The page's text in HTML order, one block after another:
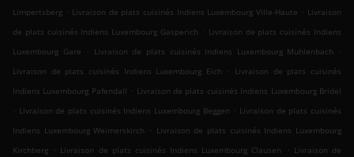
Limpertsberg . Livraison de plats cuisinés Indiens Luxembourg Ville-Haute . Livraison
de plats cuisinés Indiens Luxembourg Gasperich . Livraison de plats cuisinés Indiens
Luxembourg Gare
. Livraison de plats cuisinés Indiens Luxembourg Muhlenbach
.
Livraison de plats cuisinés Indiens Luxembourg Eich
. Livraison de plats cuisinés
Indiens Luxembourg Pafendall . Livraison de plats cuisinés Indiens Luxembourg Bridel
. Livraison de plats cuisinés Indiens Luxembourg Beggen . Livraison de plats cuisinés
Indiens Luxembourg Weimerskirch
. Livraison de plats cuisinés Indiens Luxembourg
Kirchberg . Livraison de plats cuisinés Indiens Luxembourg Clausen . Livraison de